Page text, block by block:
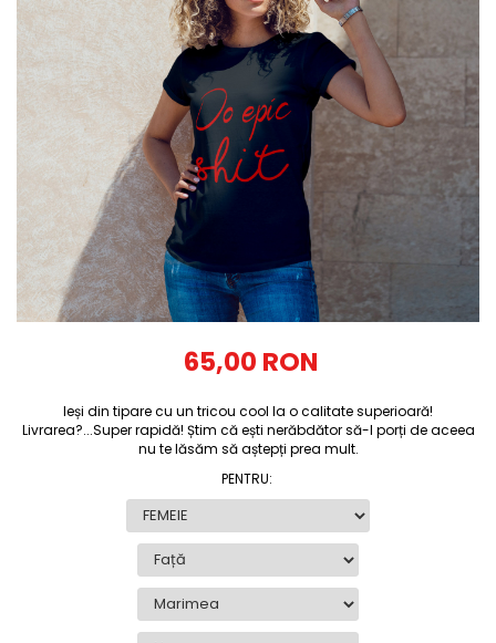
Tricouri Diverse
Tricouri Azi esti Tanar si maine...
Tricouri Motivationale
Tricouri Mamici
Tricouri Pensionari
Tricouri Animalute
Tricouri Stari
Tricouri Gameri
Tricouri Mesaje Virale
Tricouri Vesele
Tricouri Zicale Romanesti65,00 RON
Ieși din tipare cu un tricou cool la o calitate superioară!
Livrarea?...Super rapidă! Știm că ești nerăbdător să-l porți de aceea
nu te lăsăm să aștepți prea mult.
PENTRU: